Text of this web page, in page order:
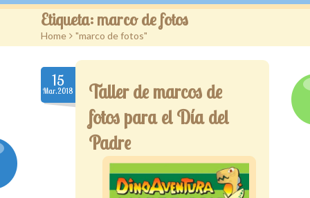
Territorio aventura kids
DinoAventura
Campañas
Novedades
Etiqueta: marco de fotos
Home > "marco de fotos"
15
Mar.2018
Taller de marcos de
fotos para el Día del
Padre